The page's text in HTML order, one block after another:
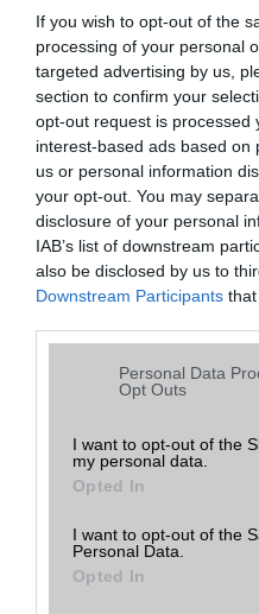
If you wish to opt-out of the
processing of your personal
targeted advertising by us,
section to confirm your
opt-out request is processed
interest-based ads based on
us or personal information
your opt-out. You may
disclosure of your personal
IAB’s list of downstream
also be disclosed by us to
Downstream Participants
Please note that this
services and may gather
grant or deny consent to
use your data for below
consent section.
Personal Data
Opt Outs
I want to opt-out of the
my personal data.
Opted In
I want to opt-out of the
Personal Data.
Opted In
ek
További ajánlatok
Mobil Adás-Vétel
Árpád
részlete
k
lt
Mobil Adás-Vétel
Árpád
részlete
k
lt
k
lt
Mobil Adás-Vétel
részlete